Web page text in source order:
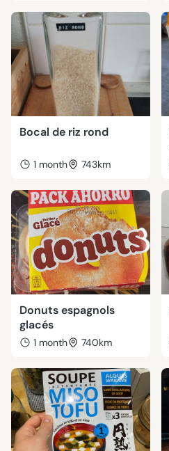
Bocal de riz rond
1 month 743km
Donuts espagnols
glacés
1 month 740km